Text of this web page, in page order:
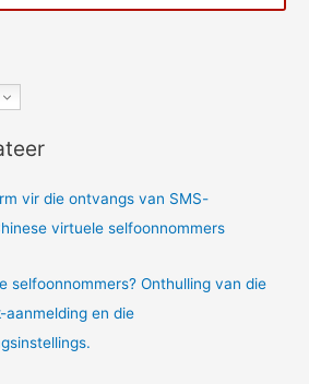
vir die ontvangs van SMS-
virtuele selfoonnommers
selfoonnommers? Onthulling van die
aanmelding en die